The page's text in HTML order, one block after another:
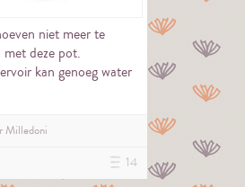
niet meer te
deze pot.
kan genoeg water
Milledoni
14